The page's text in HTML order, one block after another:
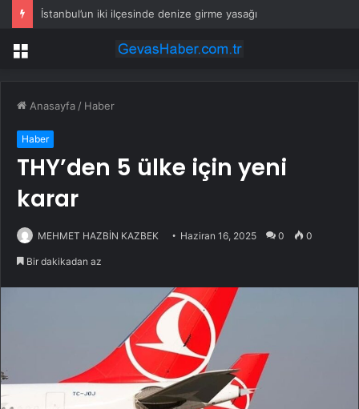
İstanbul’un iki ilçesinde denize girme yasağı
Menü
Anasayfa / Haber
Haber
THY’den 5 ülke için yeni
karar
MEHMET HAZBİN KAZBEK Haziran 16, 2025 0 0
Bir dakikadan az